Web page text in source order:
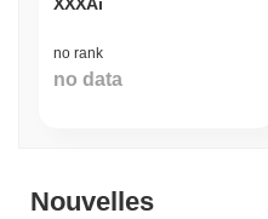
XXXAi
no rank
no data
Nouvelles